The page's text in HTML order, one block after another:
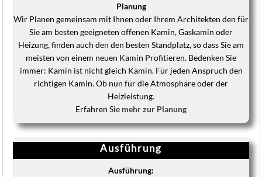
Planung
Wir Planen gemeinsam mit Ihnen oder Ihrem Architekten den für
Sie am besten geeigneten offenen Kamin, Gaskamin oder
Heizung, finden auch den den besten Standplatz, so dass Sie am
meisten von einem neuen Kamin Profitieren. Bedenken Sie
immer: Kamin ist nicht gleich Kamin. Für jeden Anspruch den
richtigen Kamin. Ob nun für die Atmosphäre oder der
Heizleistung.
Erfahren Sie mehr zur Planung
Ausführung
Ausführung: